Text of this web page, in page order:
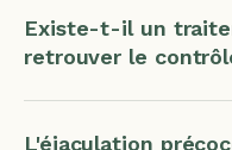
Existe-t-il un
retrouver le
L'éjaculation